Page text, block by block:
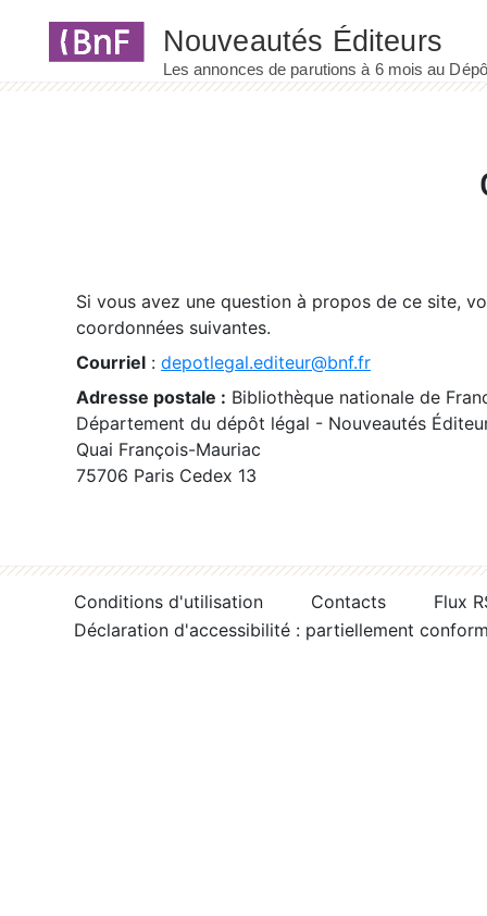
Si vous avez une question à propos de ce site,
coordonnées suivantes.
Courriel : depotlegal.editeur@bnf.fr
Adresse postale : Bibliothèque nationale de
Département du dépôt légal - Nouveautés
Quai François-Mauriac
75706 Paris Cedex 13
Conditions d'utilisation Contacts
Flux
Déclaration d'accessibilité : partiellement